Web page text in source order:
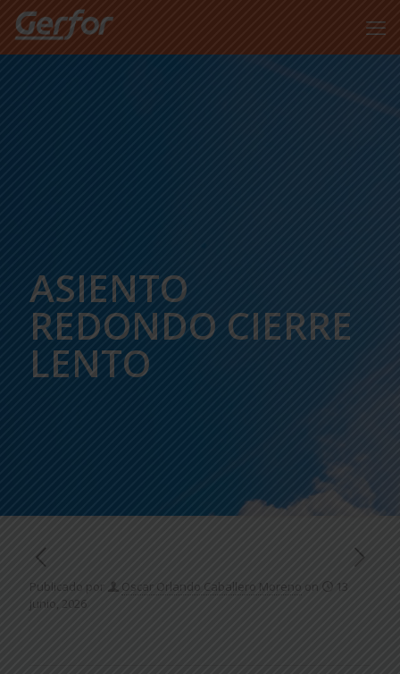
ASIENTO
REDONDO CIERRE
LENTO
Publicado por Oscar Orlando Caballero Moreno on
13
junio, 2026